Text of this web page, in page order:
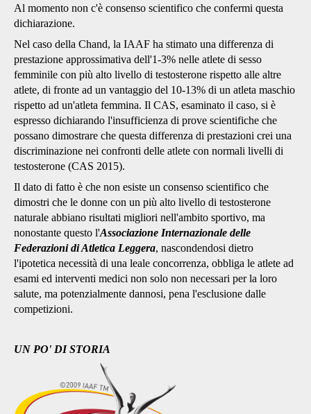
Al momento non c'è consenso scientifico che confermi questa
dichiarazione.
Nel caso della Chand, la IAAF ha stimato una differenza di
prestazione approssimativa dell'1-3% nelle atlete di sesso
femminile con più alto livello di testosterone rispetto alle altre
atlete, di fronte ad un vantaggio del 10-13% di un atleta maschio
rispetto ad un'atleta femmina. Il CAS, esaminato il caso, si è
espresso dichiarando l'insufficienza di prove scientifiche che
possano dimostrare che questa differenza di prestazioni crei una
discriminazione nei confronti delle atlete con normali livelli di
testosterone (CAS 2015).
Il dato di fatto è che non esiste un consenso scientifico che
dimostri che le donne con un più alto livello di testosterone
naturale abbiano risultati migliori nell'ambito sportivo, ma
nonostante questo l'Associazione Internazionale delle
Federazioni di Atletica Leggera, nascondendosi dietro
l'ipotetica necessità di una leale concorrenza, obbliga le atlete ad
esami ed interventi medici non solo non necessari per la loro
salute, ma potenzialmente dannosi, pena l'esclusione dalle
competizioni.
UN PO' DI STORIA